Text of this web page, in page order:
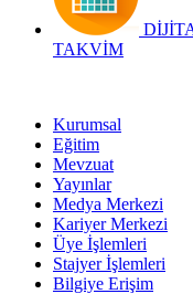
TAKVİM
Kurumsal
Eğitim
Mevzuat
Yayınlar
Medya Merkezi
Kariyer Merkezi
Üye İşlemleri
Stajyer İşlemleri
Bilgiye Erişim